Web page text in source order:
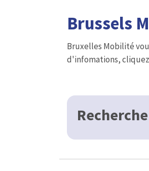
Brussels
Bruxelles Mobilité
d'infomations, cliquez
Recherche